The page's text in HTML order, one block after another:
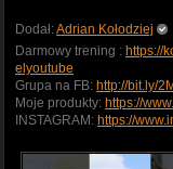
Dodał:Adrian Kołodziej
Darmowy trening : https://
elyoutube
Grupa na FB: http://bit.ly/
Moje produkty: https://
INSTAGRAM: https://